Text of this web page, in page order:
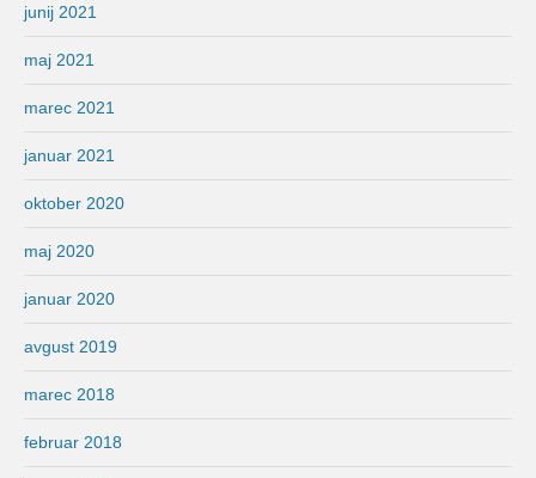
junij 2021
maj 2021
marec 2021
januar 2021
oktober 2020
maj 2020
januar 2020
avgust 2019
marec 2018
februar 2018